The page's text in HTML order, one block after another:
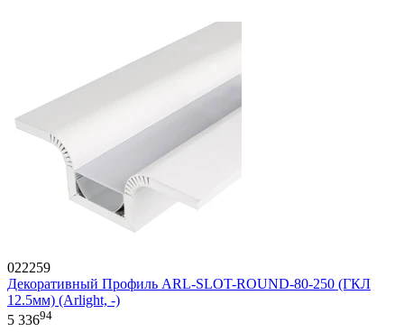
022259
Декоративный Профиль ARL-SLOT-ROUND-80-250 (ГКЛ
12.5мм) (Arlight, -)
5 33694